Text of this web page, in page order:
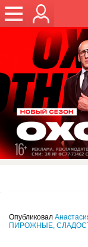
Опубликовал
ПИРОЖНЫЕ,